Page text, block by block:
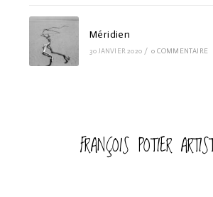
Méridien
30 JANVIER 2020 / 0 COMMENTAIRE
FRANÇOIS POTIER